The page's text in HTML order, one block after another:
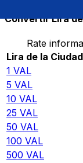
Convertir Lira
Rate
Lira de la
1 VAL
5 VAL
10 VAL
25 VAL
50 VAL
100 VAL
500 VAL